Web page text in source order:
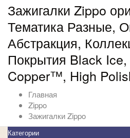
Зажигалки Zippo
Тематика Разные,
Абстракция,
Покрытия Black
Copper™, High
Главная
Zippo
Зажигалки Zippo
Категории